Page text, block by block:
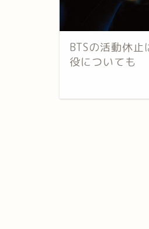
BTSの活動休
役についても